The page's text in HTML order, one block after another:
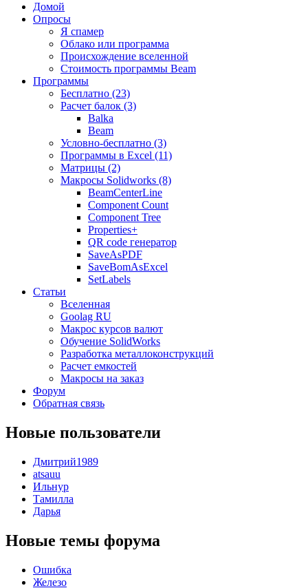
Домой
Опросы
Я спамер
Облако или программа
Происхождение вселенной
Стоимость программы Beam
Программы
Бесплатно (23)
Расчет балок (3)
Balka
Beam
Условно-бесплатно (3)
Программы в Excel (11)
Матрицы (2)
Макросы Solidworks (8)
BeamCenterLine
Component Count
Component Tree
Properties+
QR code генератор
SaveAsPDF
SaveBomAsExcel
SetLabels
Статьи
Вселенная
Goolag RU
Макрос курсов валют
Обучение SolidWorks
Разработка металлоконструкций
Расчет емкостей
Макросы на заказ
Форум
Обратная связь
Новые пользователи
Дмитрий1989
atsauu
Ильнур
Тамилла
Дарья
Новые темы форума
Ошибка
Железо